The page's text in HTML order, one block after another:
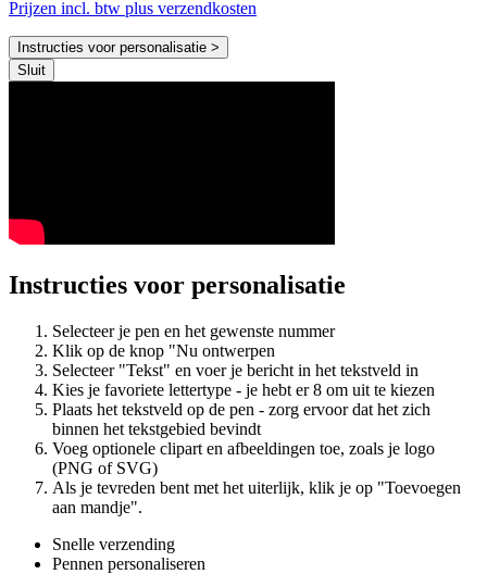
Prijzen incl. btw plus verzendkosten
Instructies voor personalisatie >
Sluit
Instructies voor personalisatie
Selecteer je pen en het gewenste nummer
Klik op de knop "Nu ontwerpen
Selecteer "Tekst" en voer je bericht in het tekstveld in
Kies je favoriete lettertype - je hebt er 8 om uit te kiezen
Plaats het tekstveld op de pen - zorg ervoor dat het zich
binnen het tekstgebied bevindt
Voeg optionele clipart en afbeeldingen toe, zoals je logo
(PNG of SVG)
Als je tevreden bent met het uiterlijk, klik je op "Toevoegen
aan mandje".
Snelle verzending
Pennen personaliseren